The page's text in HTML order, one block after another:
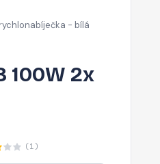
- bílá
100W 2x
(1)